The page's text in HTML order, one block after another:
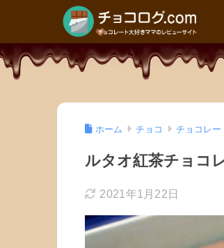
ホーム チョコ チョコレー
ルタオ紅茶チョコ
2021年1月22日